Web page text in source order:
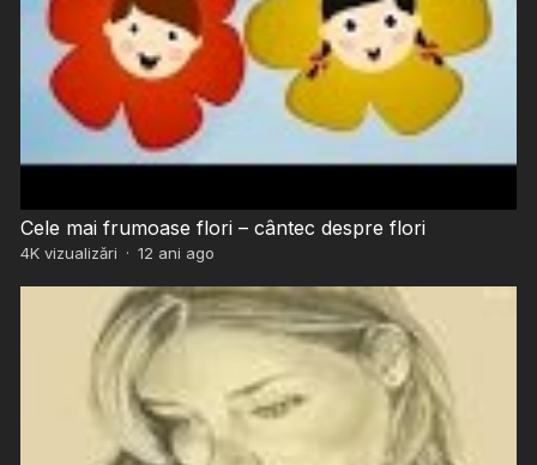
Cele mai frumoase flori – cântec despre flori
4Kvizualizări · 12 ani ago